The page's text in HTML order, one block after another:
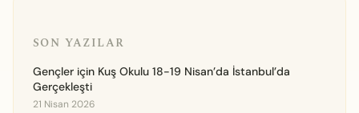
SON YAZILAR
Gençler için Kuş Okulu 18-19 Nisan’da İstanbul’da
Gerçekleşti
21 Nisan 2026